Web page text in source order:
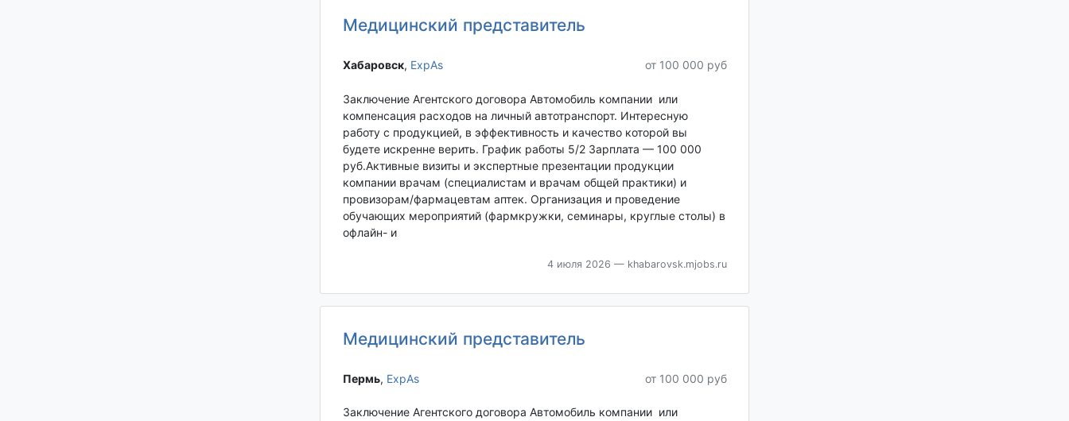
Медицинский представитель
Хабаровск‎, ExpAs от 100 000 руб
Заключение Агентского договора Автомобиль компании или
компенсация расходов на личный автотранспорт. Интересную
работу с продукцией, в эффективность и качество которой вы
будете искренне верить. График работы 5/2 Зарплата — 100 000
руб.Активные визиты и экспертные презентации продукции
компании врачам (специалистам и врачам общей практики) и
провизорам/фармацевтам аптек. Организация и проведение
обучающих мероприятий (фармкружки, семинары, круглые столы) в
офлайн- и
4 июля 2026 — khabarovsk.mjobs.ru
Медицинский представитель
Пермь‎, ExpAs от 100 000 руб
Заключение Агентского договора Автомобиль компании или